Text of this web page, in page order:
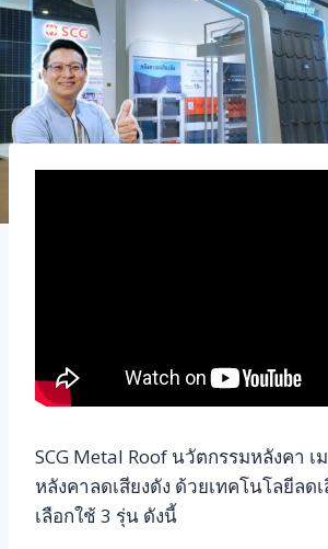
SCG Metal Roof นวัตกรรมหลังคา เ
หลังคาลดเสียงดัง ด้วยเทคโนโลยีลด
เลือกใช้ 3 รุ่น ดังนี้